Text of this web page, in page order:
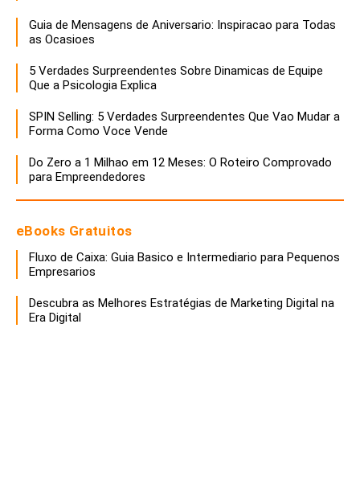
Guia de Mensagens de Aniversario: Inspiracao para Todas
as Ocasioes
5 Verdades Surpreendentes Sobre Dinamicas de Equipe
Que a Psicologia Explica
SPIN Selling: 5 Verdades Surpreendentes Que Vao Mudar a
Forma Como Voce Vende
Do Zero a 1 Milhao em 12 Meses: O Roteiro Comprovado
para Empreendedores
eBooks Gratuitos
Fluxo de Caixa: Guia Basico e Intermediario para Pequenos
Empresarios
Descubra as Melhores Estratégias de Marketing Digital na
Era Digital